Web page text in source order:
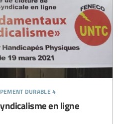
durable 4
en ligne